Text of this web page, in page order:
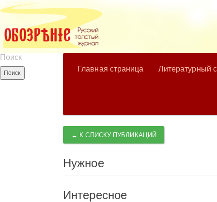
Главная страница Литературный
← К СПИСКУ ПУБЛИКАЦИЙ
Нужное
Интересное